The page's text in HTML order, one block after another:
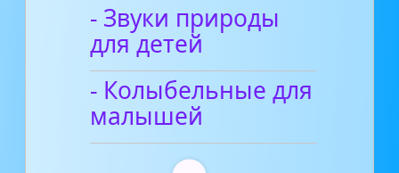
- Звуки природы
для детей
- Колыбельные для
малышей